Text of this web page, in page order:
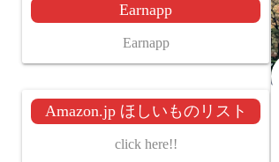
Earnapp
Earnapp
Amazon.jp ほしいものリスト
click here!!